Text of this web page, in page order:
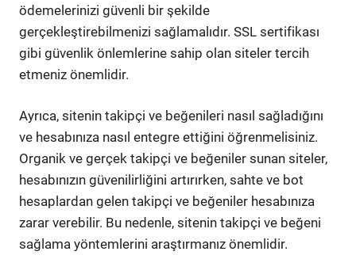
ödemelerinizi güvenli bir şekilde
gerçekleştirebilmenizi sağlamalıdır. SSL sertifikası
gibi güvenlik önlemlerine sahip olan siteler tercih
etmeniz önemlidir.
Ayrıca, sitenin takipçi ve beğenileri nasıl sağladığını
ve hesabınıza nasıl entegre ettiğini öğrenmelisiniz.
Organik ve gerçek takipçi ve beğeniler sunan siteler,
hesabınızın güvenilirliğini artırırken, sahte ve bot
hesaplardan gelen takipçi ve beğeniler hesabınıza
zarar verebilir. Bu nedenle, sitenin takipçi ve beğeni
sağlama yöntemlerini araştırmanız önemlidir.